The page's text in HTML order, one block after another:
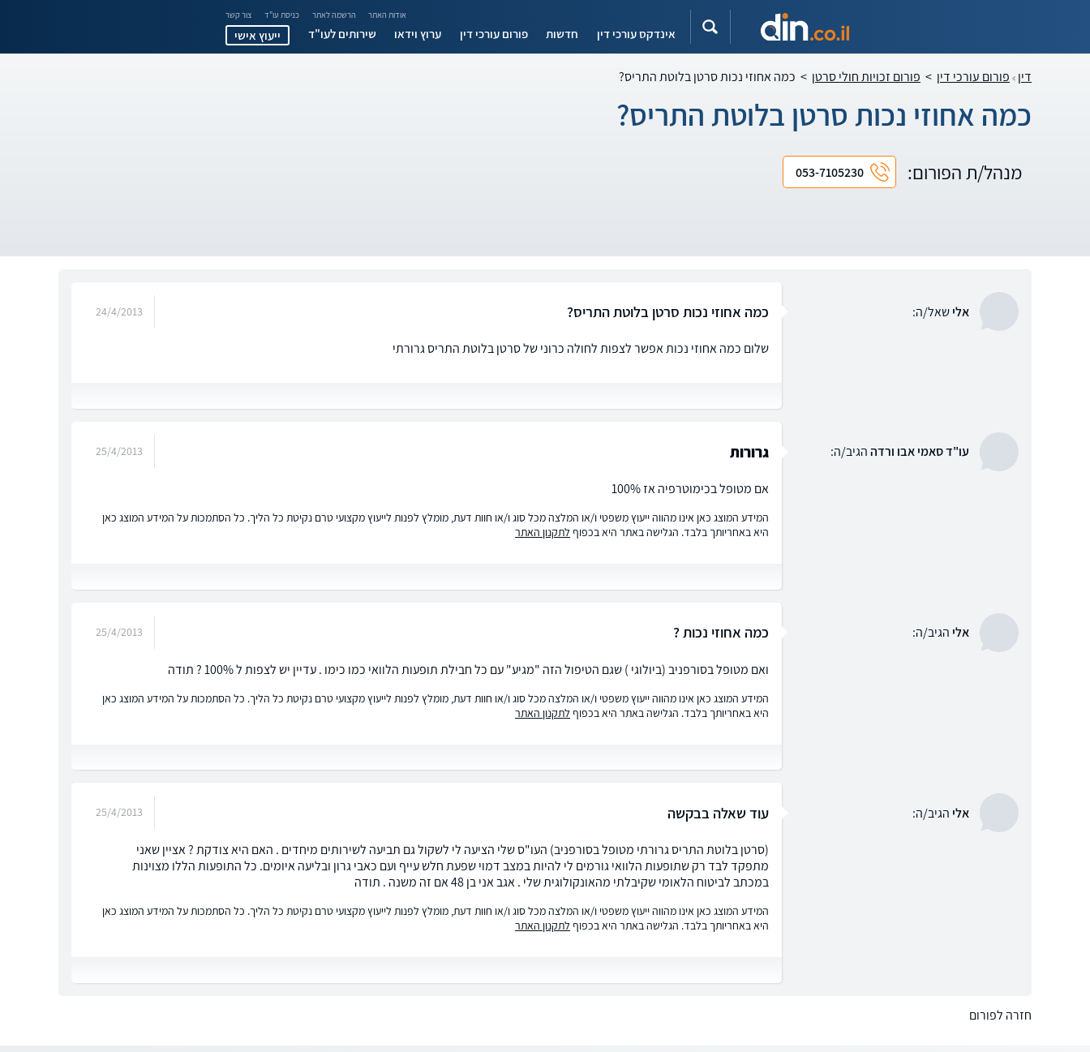
אודות האתר הרשמה לאתר כניסת עו"ד צור קשר
אינדקס עורכי דין חדשות פורום עורכי דין ערוץ וידאו שירותים לעו"ד ייעוץ אישי
דין פורום עורכי דין > פורום זכויות חולי סרטן > כמה אחוזי נכות סרטן בלוטת התריס?
כמה אחוזי נכות סרטן בלוטת התריס?
מנהל/ת הפורום: 053-7105230
אלישאל/ה: כמה אחוזי נכות סרטן בלוטת התריס? 24/4/2013
שלום כמה אחוזי נכות אפשר לצפות לחולה כרוני של סרטן בלוטת התריס גרורתי
עו"ד סאמי אבו ורדההגיב/ה: גרורות 25/4/2013
אם מטופל בכימוטרפיה אז 100%
המידע המוצג כאן אינו מהווה ייעוץ משפטי ו/או המלצה מכל סוג ו/או חוות דעת, מומלץ לפנות לייעוץ מקצועי טרם נקיטת כל הליך. כל הסתמכות על המידע המוצג כאן
היא באחריותך בלבד. הגלישה באתר היא בכפוף לתקנון האתר
אלי הגיב/ה: כמה אחוזי נכות ? 25/4/2013
ואם מטופל בסורפניב (ביולוגי ) שגם הטיפול הזה "מגיע" עם כל חבילת תופעות הלוואי כמו כימו . עדיין יש לצפות ל 100% ? תודה
המידע המוצג כאן אינו מהווה ייעוץ משפטי ו/או המלצה מכל סוג ו/או חוות דעת, מומלץ לפנות לייעוץ מקצועי טרם נקיטת כל הליך. כל הסתמכות על המידע המוצג כאן
היא באחריותך בלבד. הגלישה באתר היא בכפוף לתקנון האתר
אלי הגיב/ה: עוד שאלה בבקשה 25/4/2013
(סרטן בלוטת התריס גרורתי מטופל בסורפניב) העו"ס שלי הציעה לי לשקול גם תביעה לשירותים מיחדים . האם היא צודקת ? אציין שאני
מתפקד לבד רק שתופעות הלוואי גורמים לי להיות במצב דמוי שפעת חלש עייף ועם כאבי גרון ובליעה איומים. כל התופעות הללו מצוינות
במכתב לביטוח הלאומי שקיבלתי מהאונקולוגית שלי . אגב אני בן 48 אם זה משנה . תודה
המידע המוצג כאן אינו מהווה ייעוץ משפטי ו/או המלצה מכל סוג ו/או חוות דעת, מומלץ לפנות לייעוץ מקצועי טרם נקיטת כל הליך. כל הסתמכות על המידע המוצג כאן
היא באחריותך בלבד. הגלישה באתר היא בכפוף לתקנון האתר
חזרה לפורום